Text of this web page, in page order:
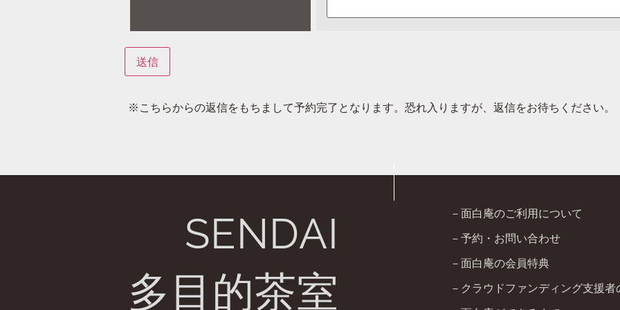
※こちらからの返信をもちまして予約完了となります。恐れ入りますが、返信をお待ちください。
SENDAI
多目的茶室
－面白庵のご利用について
－予約・お問い合わせ
－面白庵の会員特典
－クラウドファンディング支援者